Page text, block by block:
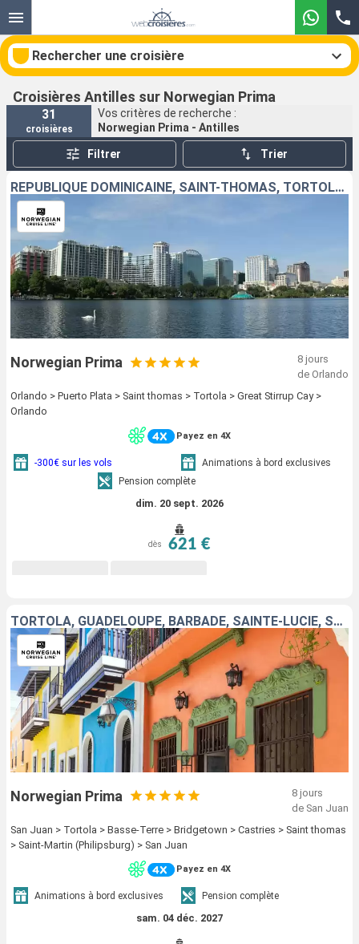
Rechercher une croisière
Nos destinations
Mois de départ
Ports
Rechercher
Croisières Antilles sur Norwegian Prima
31
croisières
Vos critères de recherche :
Norwegian Prima - Antilles
Filtrer Trier
RÉPUBLIQUE DOMINICAINE, SAINT-THOMAS, TORTOLA, BAHAMAS, ÉTATS-UNIS
Norwegian Prima
8 jours
de Orlando
Orlando > Puerto Plata > Saint thomas > Tortola > Great Stirrup Cay >
Orlando
Payez en 4X
-300€ sur les vols
Animations à bord exclusives
Pension complète
dim. 20 sept. 2026
dès 621 €
TORTOLA, GUADELOUPE, BARBADE, SAINTE-LUCIE, SAINT-THOMAS, SAINT-MARTIN, PORTO RICO
Norwegian Prima
8 jours
de San Juan
San Juan > Tortola > Basse-Terre > Bridgetown > Castries > Saint thomas
> Saint-Martin (Philipsburg) > San Juan
Payez en 4X
Animations à bord exclusives Pension complète
sam. 04 déc. 2027